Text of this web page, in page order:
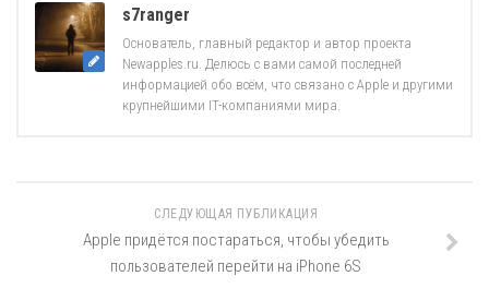
s7ranger
Основатель, главный редактор и автор проекта
Newapples.ru. Делюсь с вами самой последней
информацией обо всём, что связано с Apple и другими
крупнейшими IT-компаниями мира.
СЛЕДУЮЩАЯ ПУБЛИКАЦИЯ
Apple придётся постараться, чтобы убедить
пользователей перейти на iPhone 6S